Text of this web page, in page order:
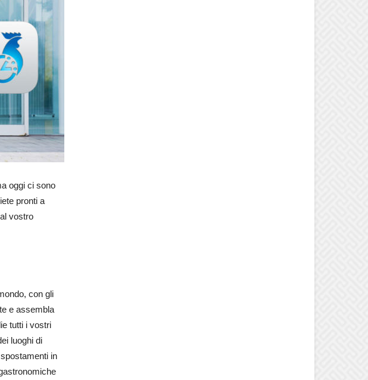
oggi ci sono
pronti a
vostro
con gli
e assembla
tutti i vostri
luoghi di
in